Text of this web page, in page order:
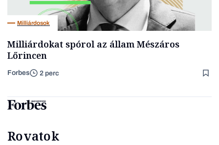
Milliárdosok
Milliárdokat spórol az állam Mészáros
Lőrincen
Forbes 2 perc
Rovatok